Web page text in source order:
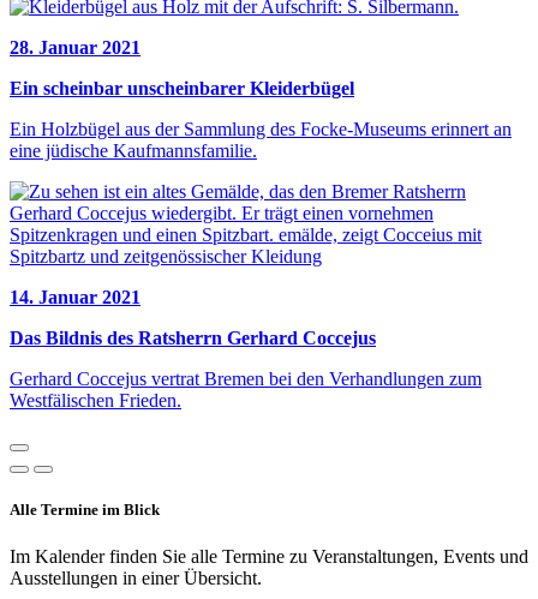
28. Januar 2021
Ein scheinbar unscheinbarer Kleiderbügel
Ein Holzbügel aus der Sammlung des Focke-Museums erinnert an
eine jüdische Kaufmannsfamilie.
14. Januar 2021
Das Bildnis des Ratsherrn Gerhard Coccejus
Gerhard Coccejus vertrat Bremen bei den Verhandlungen zum
Westfälischen Frieden.
Alle Termine im Blick
Im Kalender finden Sie alle Termine zu Veranstaltungen, Events und
Ausstellungen in einer Übersicht.